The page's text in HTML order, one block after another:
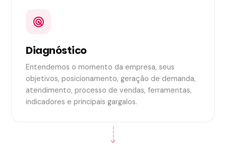
radar
Diagnóstico
Entendemos o momento da empresa, seus
objetivos, posicionamento, geração de demanda,
atendimento, processo de vendas, ferramentas,
indicadores e principais gargalos.
chevron_right